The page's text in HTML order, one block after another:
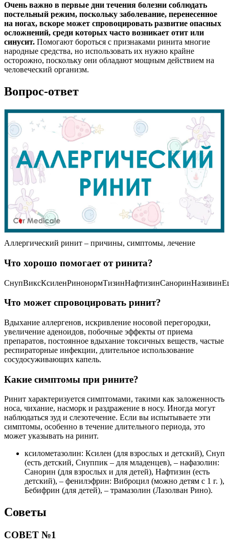
Очень важно в первые дни течения болезни соблюдать
постельный режим, поскольку заболевание, перенесенное
на ногах, вскоре может спровоцировать развитие опасных
осложнений, среди которых часто возникает отит или
синусит. Помогают бороться с признаками ринита многие
народные средства, но использовать их нужно крайне
осторожно, поскольку они обладают мощным действием на
человеческий организм.
Вопрос-ответ
Аллергический ринит – причины, симптомы, лечение
Что хорошо помогает от ринита?
Что может спровоцировать ринит?
Вдыхание аллергенов, искривление носовой перегородки,
увеличение аденоидов, побочные эффекты от приема
препаратов, постоянное вдыхание токсичных веществ, частые
респираторные инфекции, длительное использование
сосудосуживающих капель.
Какие симптомы при рините?
Ринит характеризуется симптомами, такими как заложенность
носа, чихание, насморк и раздражение в носу. Иногда могут
наблюдаться зуд и слезотечение. Если вы испытываете эти
симптомы, особенно в течение длительного периода, это
может указывать на ринит.
ксилометазолин: Ксилен (для взрослых и детский), Снуп
(есть детский, Снуппик – для младенцев), – нафазолин:
Санорин (для взрослых и для детей), Нафтизин (есть
детский), – фенилэфрин: Виброцил (можно детям с 1 г. ),
Бебифрин (для детей), – трамазолин (Лазолван Рино).
Советы
СОВЕТ №1